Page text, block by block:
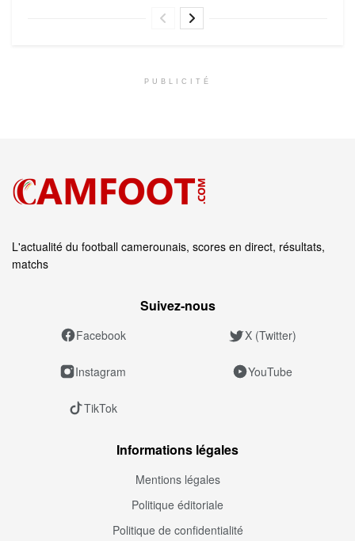
PUBLICITÉ
L'actualité du football camerounais, scores en direct, résultats,
matchs
Suivez‑nous
Facebook X (Twitter)
Instagram YouTube
TikTok
Informations légales
Mentions légales
Politique éditoriale
Politique de confidentialité